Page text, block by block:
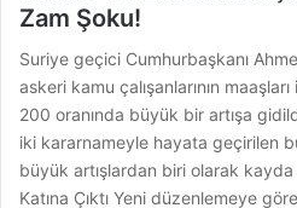
Zam Şoku!
Suriye geçici Cumhurbaşkanı
askeri kamu çalışanlarının
200 oranında büyük bir artışa
iki kararnameyle hayata geçirilen
büyük artışlardan biri olarak
Katına Çıktı Yeni düzenlemeye